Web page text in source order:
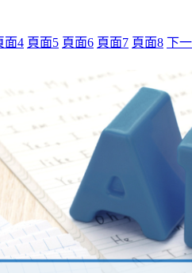
面4 頁面5 頁面6 頁面7 頁面8 下一